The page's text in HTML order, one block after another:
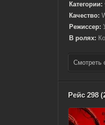
Категории:
Качество:
Режиссер:
В ролях:
Смотреть
Рейс 298